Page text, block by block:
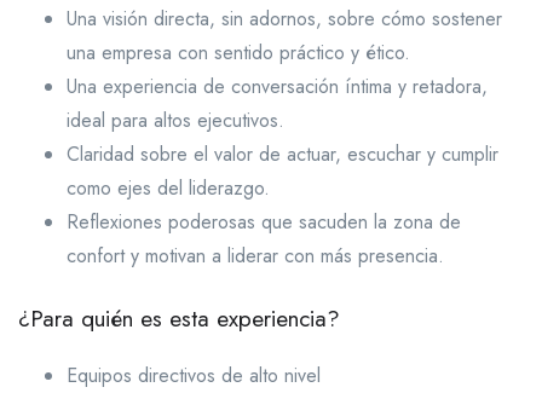
Una visión directa, sin adornos, sobre cómo sostener
una empresa con sentido práctico y ético.
Una experiencia de conversación íntima y retadora,
ideal para altos ejecutivos.
Claridad sobre el valor de actuar, escuchar y cumplir
como ejes del liderazgo.
Reflexiones poderosas que sacuden la zona de
confort y motivan a liderar con más presencia.
¿Para quién es esta experiencia?
Equipos directivos de alto nivel